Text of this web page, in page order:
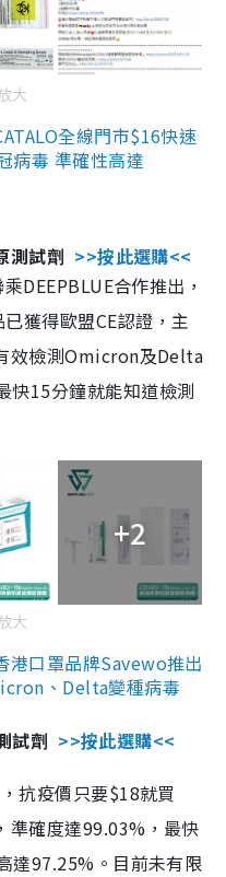
大
全線門市$16快速
病毒 準確性高達
測試劑 >>按此選購<<
DEEPBLUE合作推出，
獲得歐盟CE認證，主
效檢測Omicron及Delta
快15分鐘就能知道檢測
+2
大
港口罩品牌Savewo推出
、Delta變種病毒
試劑 >>按此選購<<
抗疫價只要$18就買
準確度達99.03%，最快
達97.25%。目前未有限